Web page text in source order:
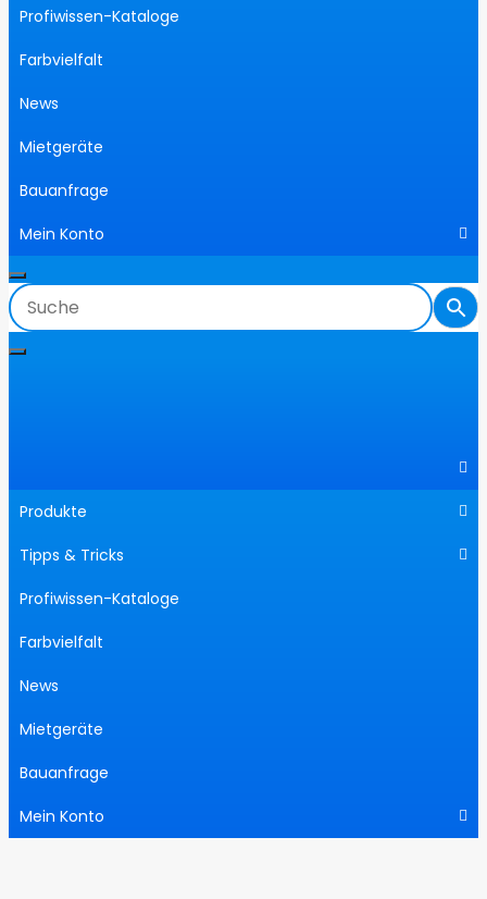
Profiwissen-Kataloge
Farbvielfalt
News
Mietgeräte
Bauanfrage
Mein Konto
Produkte
Tipps & Tricks
Profiwissen-Kataloge
Farbvielfalt
News
Mietgeräte
Bauanfrage
Mein Konto